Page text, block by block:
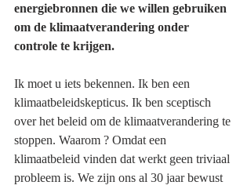
energiebronnen die we willen gebruiken
om de klimaatverandering onder
controle te krijgen.
Ik moet u iets bekennen. Ik ben een
klimaatbeleidskepticus. Ik ben sceptisch
over het beleid om de klimaatverandering te
stoppen. Waarom ? Omdat een
klimaatbeleid vinden dat werkt geen triviaal
probleem is. We zijn ons al 30 jaar bewust